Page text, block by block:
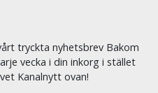
tryckta nyhetsbrev Bakom
vecka i din inkorg i stället
Kanalnytt ovan!